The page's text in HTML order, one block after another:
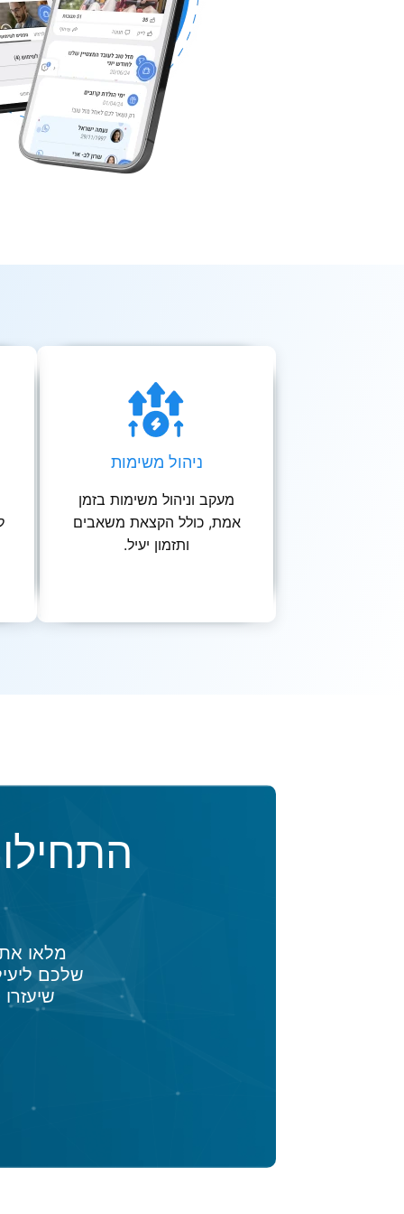
ניהול משימות
מעקב וניהול משימות בזמן
אמת, כולל הקצאת משאבים
ותזמון יעיל.
שלכם